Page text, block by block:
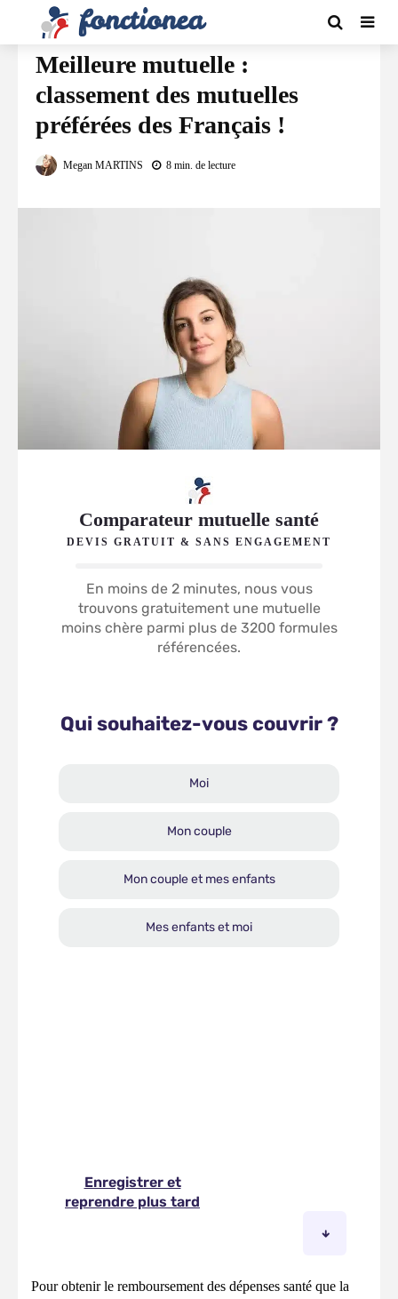
ASSURANCES
Meilleure mutuelle :
classement des mutuelles
préférées des Français !
Megan MARTINS 8 min. de lecture
Comparateur mutuelle santé
DEVIS GRATUIT & SANS ENGAGEMENT
Pour obtenir le remboursement des dépenses santé que la